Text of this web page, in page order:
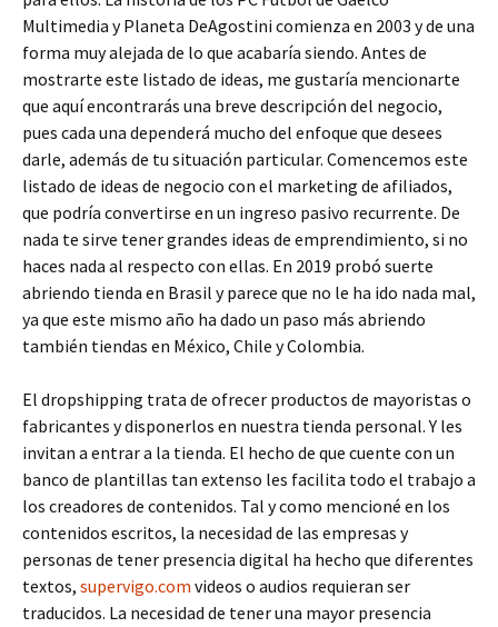
Multimedia y Planeta DeAgostini comienza en 2003 y de una
forma muy alejada de lo que acabaría siendo. Antes de
mostrarte este listado de ideas, me gustaría mencionarte
que aquí encontrarás una breve descripción del negocio,
pues cada una dependerá mucho del enfoque que desees
darle, además de tu situación particular. Comencemos este
listado de ideas de negocio con el marketing de afiliados,
que podría convertirse en un ingreso pasivo recurrente. De
nada te sirve tener grandes ideas de emprendimiento, si no
haces nada al respecto con ellas. En 2019 probó suerte
abriendo tienda en Brasil y parece que no le ha ido nada mal,
ya que este mismo año ha dado un paso más abriendo
también tiendas en México, Chile y Colombia.
El dropshipping trata de ofrecer productos de mayoristas o
fabricantes y disponerlos en nuestra tienda personal. Y les
invitan a entrar a la tienda. El hecho de que cuente con un
banco de plantillas tan extenso les facilita todo el trabajo a
los creadores de contenidos. Tal y como mencioné en los
contenidos escritos, la necesidad de las empresas y
personas de tener presencia digital ha hecho que diferentes
textos, supervigo.com videos o audios requieran ser
traducidos. La necesidad de tener una mayor presencia